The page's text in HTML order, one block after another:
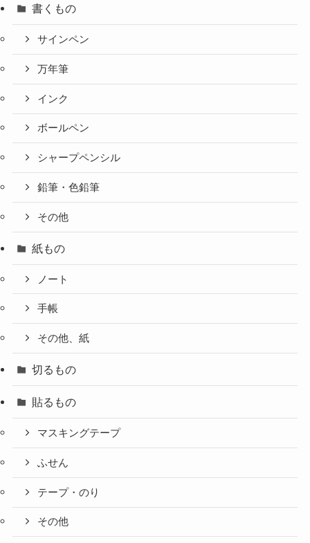
書くもの
サインペン
万年筆
インク
ボールペン
シャープペンシル
鉛筆・色鉛筆
その他
紙もの
ノート
手帳
その他、紙
切るもの
貼るもの
マスキングテープ
ふせん
テープ・のり
その他